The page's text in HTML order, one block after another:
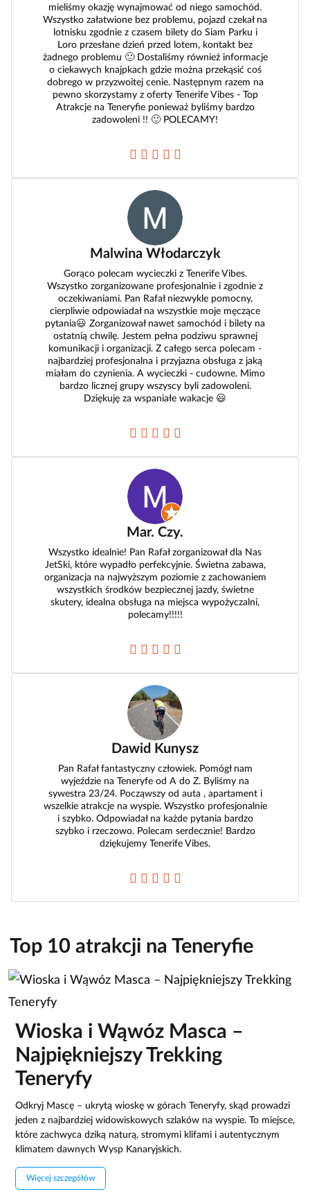
mieliśmy okazję wynajmować od niego samochód.
Wszystko załatwione bez problemu, pojazd czekał na
lotnisku zgodnie z czasem bilety do Siam Parku i
Loro przesłane dzień przed lotem, kontakt bez
żadnego problemu 🙂 Dostaliśmy również informacje
o ciekawych knajpkach gdzie można przekąsić coś
dobrego w przyzwoitej cenie. Następnym razem na
pewno skorzystamy z oferty Tenerife Vibes - Top
Atrakcje na Teneryfie ponieważ byliśmy bardzo
zadowoleni !! 🙂 POLECAMY!
Malwina Włodarczyk
Gorąco polecam wycieczki z Tenerife Vibes.
Wszystko zorganizowane profesjonalnie i zgodnie z
oczekiwaniami. Pan Rafał niezwykle pomocny,
cierpliwie odpowiadał na wszystkie moje męczące
pytania😃 Zorganizował nawet samochód i bilety na
ostatnią chwilę. Jestem pełna podziwu sprawnej
komunikacji i organizacji. Z całego serca polecam -
najbardziej profesjonalna i przyjazna obsługa z jaką
miałam do czynienia. A wycieczki - cudowne. Mimo
bardzo licznej grupy wszyscy byli zadowoleni.
Dziękuję za wspaniałe wakacje 😃
Mar. Czy.
Wszystko idealnie! Pan Rafał zorganizował dla Nas
JetSki, które wypadło perfekcyjnie. Świetna zabawa,
organizacja na najwyższym poziomie z zachowaniem
wszystkich środków bezpiecznej jazdy, świetne
skutery, idealna obsługa na miejsca wypożyczalni,
polecamy!!!!!
Dawid Kunysz
Pan Rafał fantastyczny człowiek. Pomógł nam
wyjeździe na Teneryfe od A do Z. Byliśmy na
sywestra 23/24. Począwszy od auta , apartament i
wszelkie atrakcje na wyspie. Wszystko profesjonalnie
i szybko. Odpowiadał na każde pytania bardzo
szybko i rzeczowo. Polecam serdecznie! Bardzo
dziękujemy Tenerife Vibes.
Top 10 atrakcji na Teneryfie
Wioska i Wąwóz Masca –
Najpiękniejszy Trekking
Teneryfy
Odkryj Mascę – ukrytą wioskę w górach Teneryfy, skąd prowadzi
jeden z najbardziej widowiskowych szlaków na wyspie. To miejsce,
które zachwyca dziką naturą, stromymi klifami i autentycznym
klimatem dawnych Wysp Kanaryjskich.
Więcej szczegółów